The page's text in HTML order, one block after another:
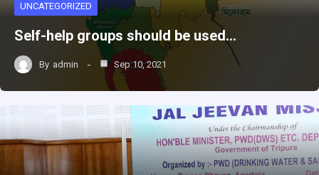
UNCATEGORIZED
Self-help groups should be used…
By admin Sep 10, 2021